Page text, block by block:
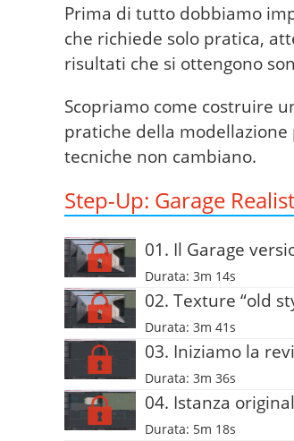
Prima di tutto dobbiamo
che richiede solo pratica,
risultati che si ottengono
Scopriamo come costruire
pratiche della modellazione
tecniche non cambiano.
Step-Up: Garage
01. Il Garage
Durata: 3m 14s
02. Texture “old
Durata: 3m 41s
03. Iniziamo la
Durata: 3m 36s
04. Istanza
Durata: 5m 18s